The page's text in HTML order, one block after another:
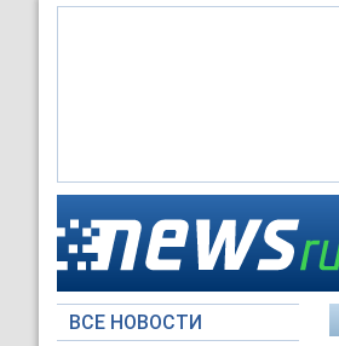
ВСЕ НОВОСТИ